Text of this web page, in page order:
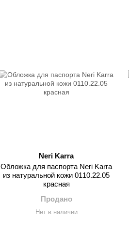
Neri Karra
Обложка для паспорта Neri Karra
из натуральной кожи 0110.22.05
красная
Продано
Нет в наличии